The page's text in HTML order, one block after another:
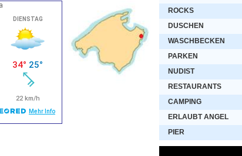
ROCKS
DUSCHEN
WASCHBECKEN
PARKEN
NUDIST
RESTAURANTS
CAMPING
ERLAUBT ANGEL
PIER